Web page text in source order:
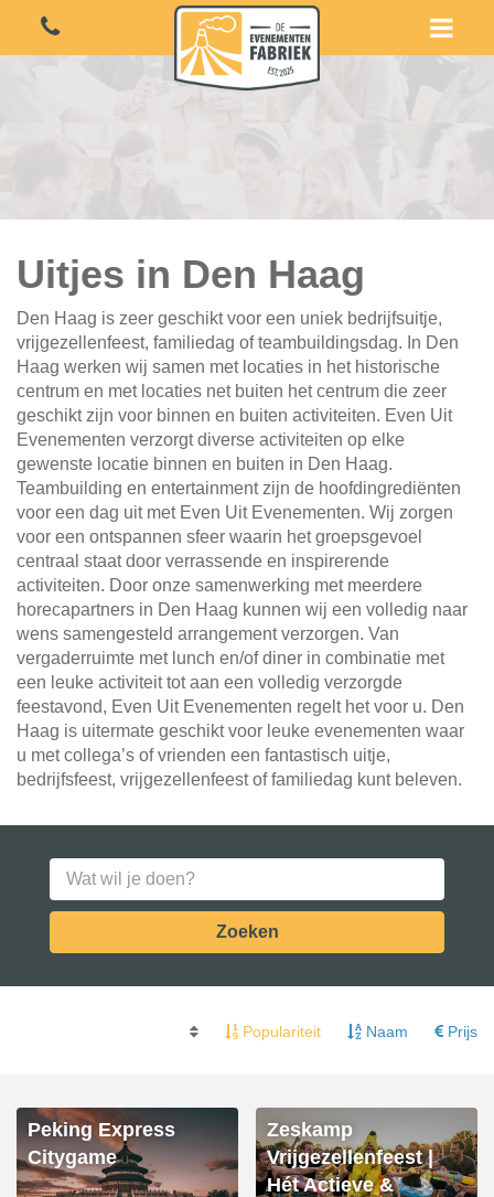
Uitjes in Den Haag
Den Haag is zeer geschikt voor een uniek bedrijfsuitje,
vrijgezellenfeest, familiedag of teambuildingsdag. In Den
Haag werken wij samen met locaties in het historische
centrum en met locaties net buiten het centrum die zeer
geschikt zijn voor binnen en buiten activiteiten. Even Uit
Evenementen verzorgt diverse activiteiten op elke
gewenste locatie binnen en buiten in Den Haag.
Teambuilding en entertainment zijn de hoofdingrediënten
voor een dag uit met Even Uit Evenementen. Wij zorgen
voor een ontspannen sfeer waarin het groepsgevoel
centraal staat door verrassende en inspirerende
activiteiten. Door onze samenwerking met meerdere
horecapartners in Den Haag kunnen wij een volledig naar
wens samengesteld arrangement verzorgen. Van
vergaderruimte met lunch en/of diner in combinatie met
een leuke activiteit tot aan een volledig verzorgde
feestavond, Even Uit Evenementen regelt het voor u. Den
Haag is uitermate geschikt voor leuke evenementen waar
u met collega’s of vrienden een fantastisch uitje,
bedrijfsfeest, vrijgezellenfeest of familiedag kunt beleven.
Zoeken
Populariteit Naam Prijs
Peking Express
Citygame
Zeskamp
Vrijgezellenfeest |
Hét Actieve &